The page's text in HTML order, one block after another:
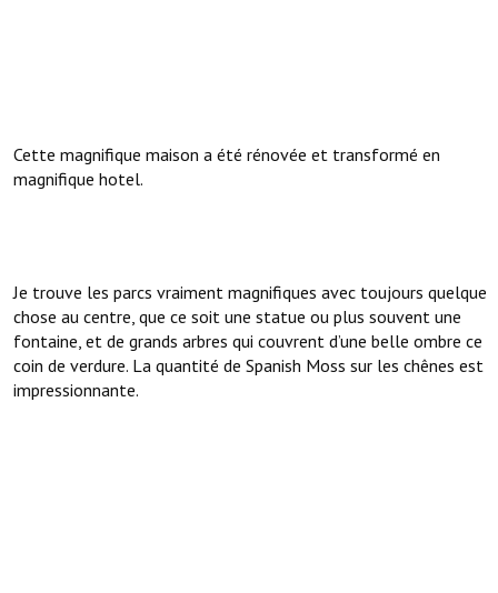
Cette magnifique maison a été rénovée et transformé en
magnifique hotel.
Je trouve les parcs vraiment magnifiques avec toujours quelque
chose au centre, que ce soit une statue ou plus souvent une
fontaine, et de grands arbres qui couvrent d’une belle ombre ce
coin de verdure. La quantité de Spanish Moss sur les chênes est
impressionnante.